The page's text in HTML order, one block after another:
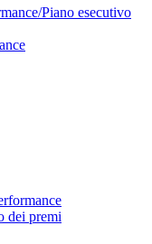
Piano esecutivo
dei premi